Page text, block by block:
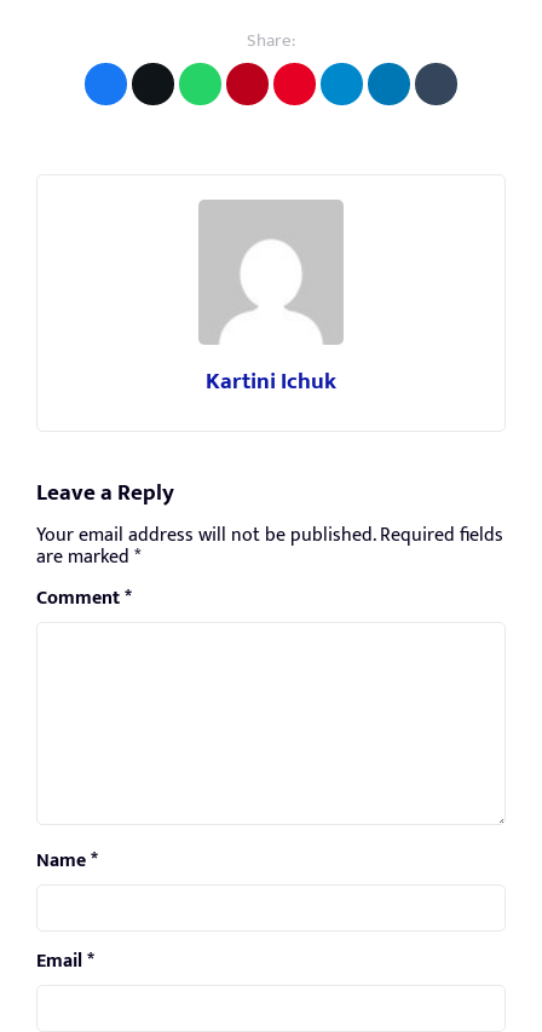
Share:
Kartini Ichuk
Leave a Reply
Your email address will not be published.Required fields
are marked*
Comment*
Name*
Email*